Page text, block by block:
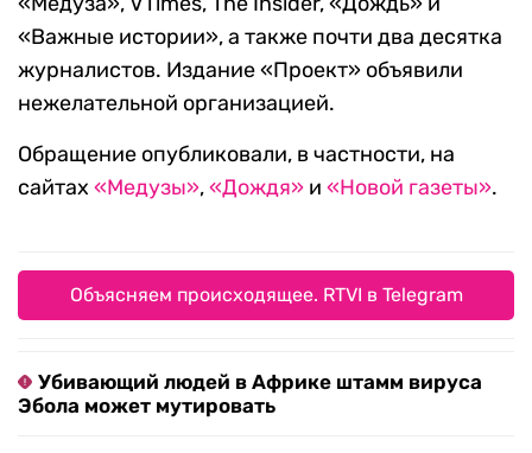
«Важные истории», а также почти два десятка
журналистов. Издание «Проект» объявили
нежелательной организацией.
Обращение опубликовали, в частности, на
сайтах «Медузы»,«Дождя» и «Новой газеты».
Объясняем происходящее. RTVI в Telegram
Убивающий людей в Африке штамм вируса
Эбола может мутировать